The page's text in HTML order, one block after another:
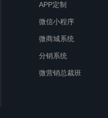
APP定制
微信小程序
微商城系统
分销系统
微营销总裁班